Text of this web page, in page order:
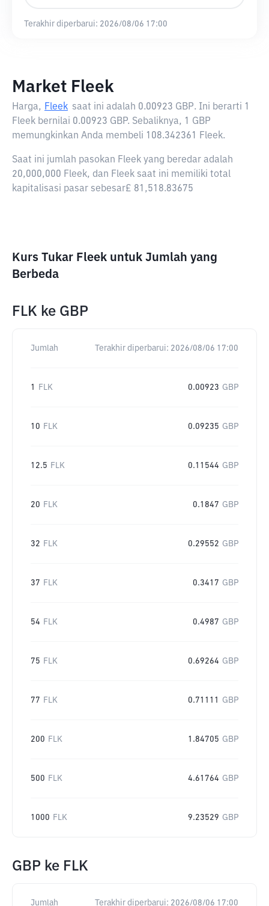
Terakhir diperbarui: 2026/08/06 17:00
Market Fleek
Harga, Fleek saat ini adalah 0.00923 GBP. Ini berarti 1
Fleek bernilai 0.00923 GBP. Sebaliknya, 1 GBP
memungkinkan Anda membeli 108.342361 Fleek.
Saat ini jumlah pasokan Fleek yang beredar adalah
20,000,000 Fleek, dan Fleek saat ini memiliki total
kapitalisasi pasar sebesar£ 81,518.83675
Kurs Tukar Fleek untuk Jumlah yang
Berbeda
FLK ke GBP
Jumlah Terakhir diperbarui: 2026/08/06 17:00
1 FLK 0.00923 GBP
10 FLK 0.09235 GBP
12.5 FLK 0.11544 GBP
20 FLK 0.1847 GBP
32 FLK 0.29552 GBP
37 FLK 0.3417 GBP
54 FLK 0.4987 GBP
75 FLK 0.69264 GBP
77 FLK 0.71111 GBP
200 FLK 1.84705 GBP
500 FLK 4.61764 GBP
1000 FLK 9.23529 GBP
GBP ke FLK
Jumlah Terakhir diperbarui: 2026/08/06 17:00